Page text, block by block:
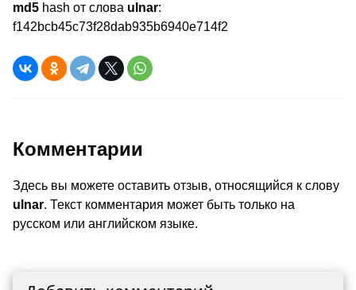
md5 hash от слова ulnar:
f142bcb45c73f28dab935b6940e714f2
Комментарии
Здесь вы можете оставить отзыв, относящийся к слову
ulnar. Текст комментария может быть только на
русском или английском языке.